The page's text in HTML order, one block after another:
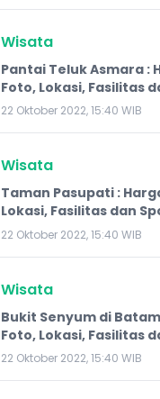
Wisata
Pantai Teluk Asmara :
Foto, Lokasi, Fasilitas
22 Oktober 2022, 15:40 WIB
Wisata
Taman Pasupati :
Lokasi, Fasilitas dan
22 Oktober 2022, 15:40 WIB
Wisata
Bukit Senyum di
Foto, Lokasi, Fasilitas
22 Oktober 2022, 15:40 WIB